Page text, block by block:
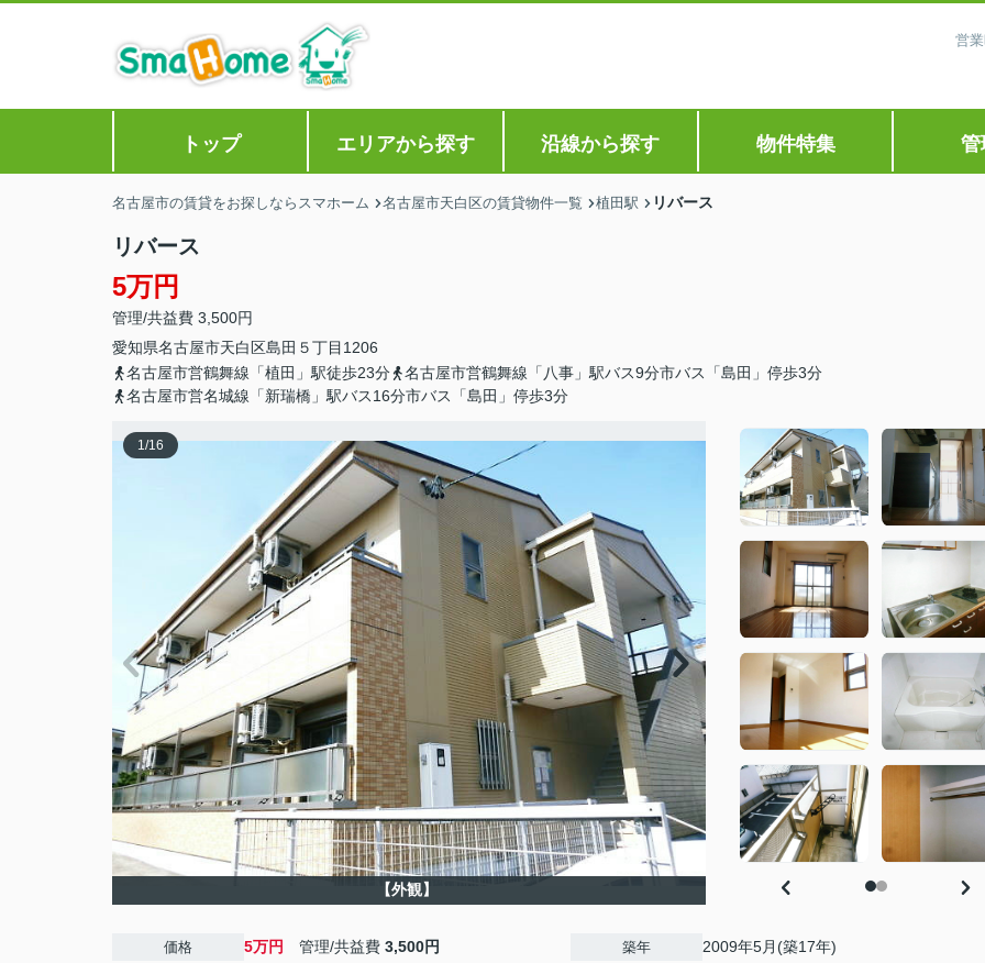
営
トップ エリアから探す 沿線から探す 物件特集 管
名古屋市の賃貸をお探しならスマホーム 名古屋市天白区の賃貸物件一覧 植田駅 リバース
リバース
5万円
管理/共益費 3,500円
愛知県名古屋市天白区島田 ５丁目1206
名古屋市営鶴舞線「植田」駅徒歩23分
名古屋市営鶴舞線「八事」駅バス9分市バス「島田」停歩3分
名古屋市営名城線「新瑞橋」駅バス16分市バス「島田」停歩3分
1/16
【外観】
価格 5万円 管理/共益費 3,500円 築年 2009年5月(築17年)